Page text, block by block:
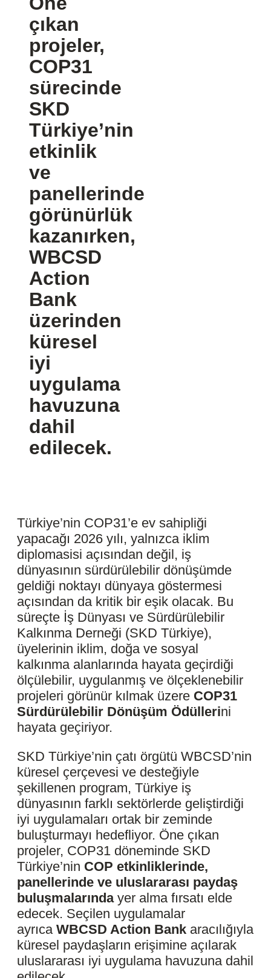
çıkan
projeler,
COP31
sürecinde
SKD
Türkiye’nin
etkinlik
ve
panellerinde
görünürlük
kazanırken,
WBCSD
Action
Bank
üzerinden
küresel
iyi
uygulama
havuzuna
dahil
edilecek.
Türkiye’nin COP31’e ev sahipliği
yapacağı 2026 yılı, yalnızca iklim
diplomasisi açısından değil, iş
dünyasının sürdürülebilir dönüşümde
geldiği noktayı dünyaya göstermesi
açısından da kritik bir eşik olacak. Bu
süreçte İş Dünyası ve Sürdürülebilir
Kalkınma Derneği (SKD Türkiye),
üyelerinin iklim, doğa ve sosyal
kalkınma alanlarında hayata geçirdiği
ölçülebilir, uygulanmış ve ölçeklenebilir
projeleri görünür kılmak üzere COP31
Sürdürülebilir Dönüşüm Ödüllerini
hayata geçiriyor.
SKD Türkiye’nin çatı örgütü WBCSD’nin
küresel çerçevesi ve desteğiyle
şekillenen program, Türkiye iş
dünyasının farklı sektörlerde geliştirdiği
iyi uygulamaları ortak bir zeminde
buluşturmayı hedefliyor. Öne çıkan
projeler, COP31 döneminde SKD
Türkiye’nin COP etkinliklerinde,
panellerinde ve uluslararası paydaş
buluşmalarındayer alma fırsatı elde
edecek. Seçilen uygulamalar
ayrıca WBCSD Action Bank aracılığıyla
küresel paydaşların erişimine açılarak
uluslararası iyi uygulama havuzuna dahil